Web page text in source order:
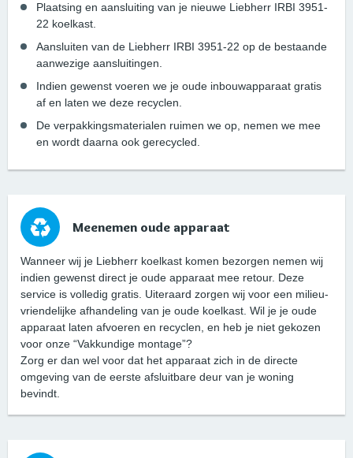
Plaatsing en aansluiting van je nieuwe Liebherr IRBI 3951-
22 koelkast.
Aansluiten van de Liebherr IRBI 3951-22 op de bestaande
aanwezige aansluitingen.
Indien gewenst voeren we je oude inbouwapparaat gratis
af en laten we deze recyclen.
De verpakkingsmaterialen ruimen we op, nemen we mee
en wordt daarna ook gerecycled.
Meenemen oude apparaat
Wanneer wij je Liebherr koelkast komen bezorgen nemen wij
indien gewenst direct je oude apparaat mee retour. Deze
service is volledig gratis. Uiteraard zorgen wij voor een milieu-
vriendelijke afhandeling van je oude koelkast. Wil je je oude
apparaat laten afvoeren en recyclen, en heb je niet gekozen
voor onze “Vakkundige montage”?
Zorg er dan wel voor dat het apparaat zich in de directe
omgeving van de eerste afsluitbare deur van je woning
bevindt.